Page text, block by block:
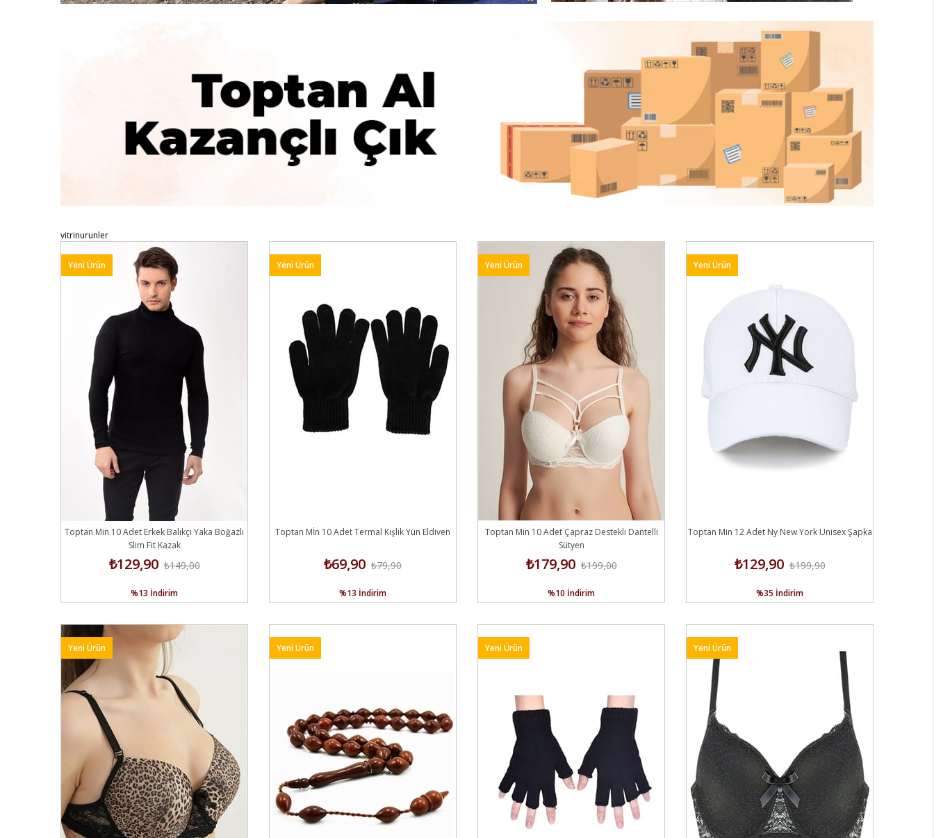
vitrinurunler
Toptan Min 10 Adet Erkek Balıkçı Yaka Boğazlı
Slim Fit Kazak
₺129,90 ₺149,00
%13 İndirim
Yeni Ürün
Toptan Mİn 10 Adet Termal Kışlık Yün Eldiven
₺69,90 ₺79,90
%13 İndirim
Yeni Ürün
Toptan Min 10 Adet Çapraz Destekli Dantelli
Sütyen
₺179,90 ₺199,00
%10 İndirim
Yeni Ürün
Toptan Min 12 Adet Ny New York Unisex Şapka
₺129,90 ₺199,90
%35 İndirim
Yeni Ürün
Yeni Ürün Yeni Ürün Yeni Ürün Yeni Ürün